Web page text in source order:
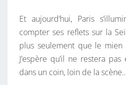
Et aujourd’hui, Paris
compter ses reflets sur la
plus seulement que le
J’espère qu’il ne restera
dans un coin, loin de la